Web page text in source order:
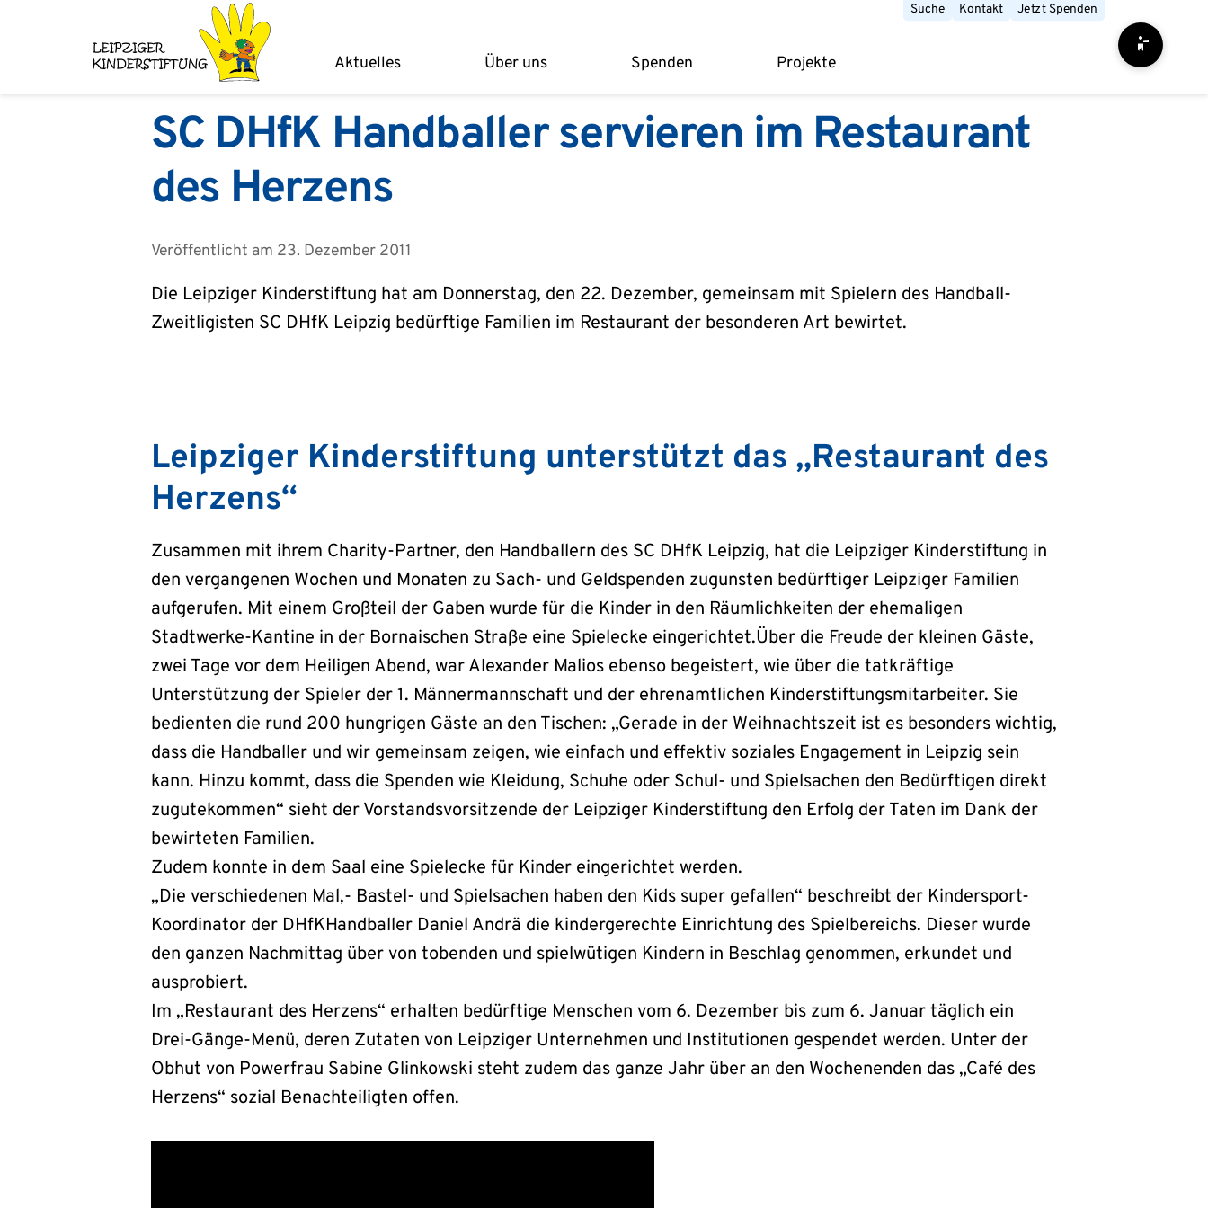
Suche Kontakt Jetzt Spenden
Aktuelles Über uns Spenden Projekte
SC DHfK Handballer servieren im Restaurant
des Herzens
Veröffentlicht am 23. Dezember 2011
Die Leipziger Kinderstiftung hat am Donnerstag, den 22. Dezember, gemeinsam mit Spielern des Handball-
Zweitligisten SC DHfK Leipzig bedürftige Familien im Restaurant der besonderen Art bewirtet.
Leipziger Kinderstiftung unterstützt das „Restaurant des
Herzens“
Zusammen mit ihrem Charity-Partner, den Handballern des SC DHfK Leipzig, hat die Leipziger Kinderstiftung in
den vergangenen Wochen und Monaten zu Sach- und Geldspenden zugunsten bedürftiger Leipziger Familien
aufgerufen. Mit einem Großteil der Gaben wurde für die Kinder in den Räumlichkeiten der ehemaligen
Stadtwerke-Kantine in der Bornaischen Straße eine Spielecke eingerichtet.Über die Freude der kleinen Gäste,
zwei Tage vor dem Heiligen Abend, war Alexander Malios ebenso begeistert, wie über die tatkräftige
Unterstützung der Spieler der 1. Männermannschaft und der ehrenamtlichen Kinderstiftungsmitarbeiter. Sie
bedienten die rund 200 hungrigen Gäste an den Tischen: „Gerade in der Weihnachtszeit ist es besonders wichtig,
dass die Handballer und wir gemeinsam zeigen, wie einfach und effektiv soziales Engagement in Leipzig sein
kann. Hinzu kommt, dass die Spenden wie Kleidung, Schuhe oder Schul- und Spielsachen den Bedürftigen direkt
zugutekommen“ sieht der Vorstandsvorsitzende der Leipziger Kinderstiftung den Erfolg der Taten im Dank der
bewirteten Familien.
Zudem konnte in dem Saal eine Spielecke für Kinder eingerichtet werden.
„Die verschiedenen Mal,- Bastel- und Spielsachen haben den Kids super gefallen“ beschreibt der Kindersport-
Koordinator der DHfKHandballer Daniel Andrä die kindergerechte Einrichtung des Spielbereichs. Dieser wurde
den ganzen Nachmittag über von tobenden und spielwütigen Kindern in Beschlag genommen, erkundet und
ausprobiert.
Im „Restaurant des Herzens“ erhalten bedürftige Menschen vom 6. Dezember bis zum 6. Januar täglich ein
Drei-Gänge-Menü, deren Zutaten von Leipziger Unternehmen und Institutionen gespendet werden. Unter der
Obhut von Powerfrau Sabine Glinkowski steht zudem das ganze Jahr über an den Wochenenden das „Café des
Herzens“ sozial Benachteiligten offen.